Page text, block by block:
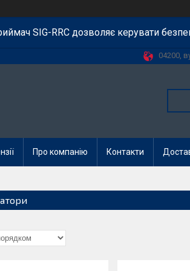
SIG-RRC дозволяє керувати
04200,
Про компанію Контакти